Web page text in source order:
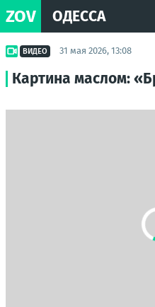
ZOV ОДЕССА
ВИДЕО 31 мая 2026, 13:08
Картина маслом: